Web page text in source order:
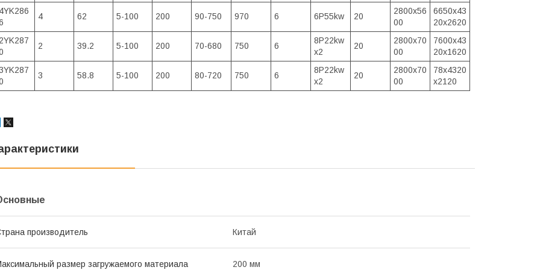
4YK286
4 62 5-100 200 90-750 970 6 6P55kw 20
2800x56
00
6650x43
20x2620
2YK287
2 39.2 5-100 200 70-680 750 6
8P22kw
x2
20
2800x70
00
7600x43
20x1620
3 58.8 5-100 200 80-720 750 6
8P22kw
x2
20
2800x70
00
78x4320
x2120
производитель Китай
размер загружаемого материала 200 мм